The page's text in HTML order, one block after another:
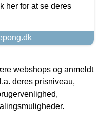
her for at se deres
webshops og anmeldt
deres prisniveau,